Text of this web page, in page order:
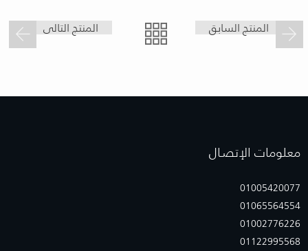
المنتج السابق المنتج التالى
معلومات الإتصـال
01005420077
01065564554
01002776226
01122995568